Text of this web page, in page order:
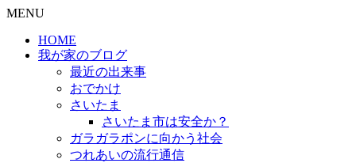
MENU
HOME
我が家のブログ
最近の出来事
おでかけ
さいたま
さいたま市は安全か？
ガラガラポンに向かう社会
つれあいの流行通信